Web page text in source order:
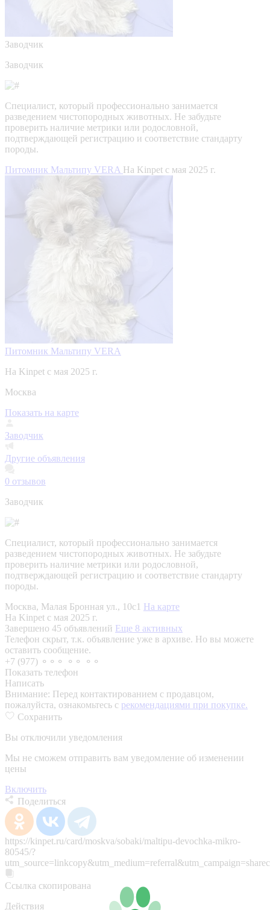
Заводчик
Заводчик
Специалист, который профессионально занимается
разведением чистопородных животных. Не забудьте
проверить наличие метрики или родословной,
подтверждающей регистрацию и соответствие стандарту
породы.
Питомник Мальтипу VERA На Kinpet c мая 2025 г.
Питомник Мальтипу VERA
На Kinpet c мая 2025 г.
Москва
Показать на карте
Заводчик
Другие объявления
0 отзывов
Заводчик
Специалист, который профессионально занимается
разведением чистопородных животных. Не забудьте
проверить наличие метрики или родословной,
подтверждающей регистрацию и соответствие стандарту
породы.
Москва, Малая Бронная ул., 10с1 На карте
На Kinpet c мая 2025 г.
Завершено 45 объявлений Еще 8 активных
Телефон скрыт, т.к. объявление уже в архиве. Но вы можете
оставить сообщение.
+7 (977) ⚬⚬⚬ ⚬⚬ ⚬⚬
Показать телефон
Написать
Внимание: Перед контактированием с продавцом,
пожалуйста, ознакомьтесь с рекомендациями при покупке.
Сохранить
Вы отключили уведомления
Мы не сможем отправить вам уведомление об изменении
цены
Включить
Поделиться
https://kinpet.ru/card/moskva/sobaki/maltipu-devochka-mikro-
80545/?
Ссылка скопирована
Действия